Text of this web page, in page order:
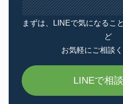
まずは、LINEで気になるこ
ど
お気軽にご相談
LINEで相